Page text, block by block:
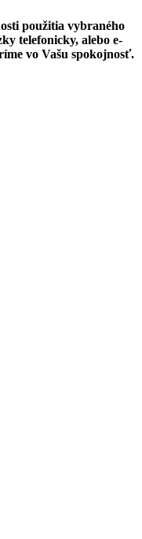
použitia vybraného
telefonicky, alebo e-
vo Vašu spokojnosť.